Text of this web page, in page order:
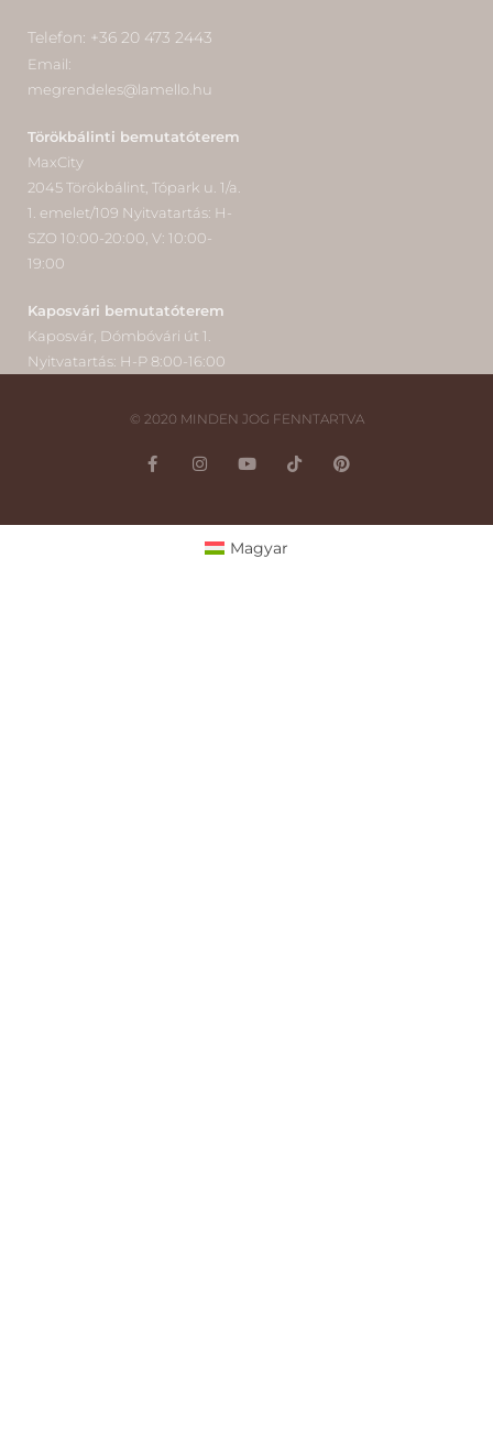
Telefon: +36 20 473 2443
Email:
megrendeles@lamello.hu
Törökbálinti bemutatóterem
MaxCity
2045 Törökbálint, Tópark u. 1/a.
1. emelet/109 Nyitvatartás: H-
SZO 10:00-20:00, V: 10:00-
19:00
Kaposvári bemutatóterem
Kaposvár, Dómbóvári út 1.
Nyitvatartás: H-P 8:00-16:00
© 2020 MINDEN JOG FENNTARTVA
Magyar